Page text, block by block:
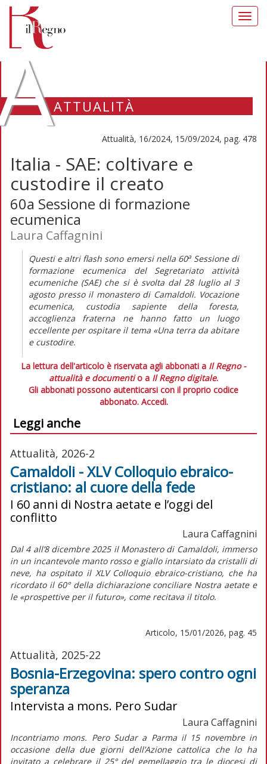
ATTUALITÀ
Attualità, 16/2024, 15/09/2024, pag. 478
Italia - SAE: coltivare e
custodire il creato
60a Sessione di formazione
ecumenica
Laura Caffagnini
Questi e altri flash sono emersi nella 60aSessione di
formazione ecumenica del Segretariato attività
ecumeniche (SAE) che si è svolta dal 28 luglio al 3
agosto presso il monastero di Camaldoli. Vocazione
ecumenica, custodia sapiente della foresta,
accoglienza fraterna ne hanno fatto un luogo
eccellente per ospitare il tema «Una terra da abitare
e custodire.
La lettura dell'articolo è riservata agli abbonati a Il Regno -
attualità e documentio a Il Regno digitale.
Gli abbonati possono autenticarsi con il proprio codice
abbonato. Accedi.
Leggi anche
Attualità, 2026-2
Camaldoli - XLV Colloquio ebraico-
cristiano: al cuore della fede
I 60 anni di Nostra aetate e l’oggi del
conflitto
Laura Caffagnini
Dal 4 all’8 dicembre 2025 il Monastero di Camaldoli, immerso
in un incantevole manto rosso e giallo intarsiato da cristalli di
neve, ha ospitato il XLV Colloquio ebraico-cristiano, che ha
ricordato il 60° della dichiarazione conciliare Nostra aetatee
le «prospettive per il futuro», come recitava il titolo.
Articolo, 15/01/2026, pag. 45
Attualità, 2025-22
Bosnia-Erzegovina: spero contro ogni
speranza
Intervista a mons. Pero Sudar
Laura Caffagnini
Incontriamo mons. Pero Sudar a Parma il 15 novembre in
occasione della due giorni dell’Azione cattolica che lo ha
invitato a celebrare il 25° del gemellaggio tra le diocesi di